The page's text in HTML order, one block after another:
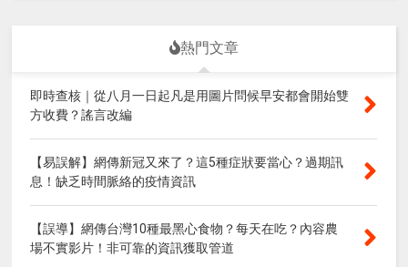
熱門文章
即時查核｜從八月一日起凡是用圖片問候早安都會開始雙
方收費？謠言改編
【易誤解】網傳新冠又來了？這5種症狀要當心？過期訊
息！缺乏時間脈絡的疫情資訊
【誤導】網傳台灣10種最黑心食物？每天在吃？內容農
場不實影片！非可靠的資訊獲取管道